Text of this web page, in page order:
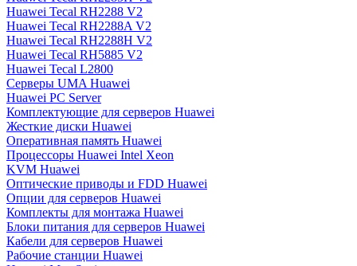
Huawei Tecal RH2288 V2
Huawei Tecal RH2288A V2
Huawei Tecal RH2288H V2
Huawei Tecal RH5885 V2
Huawei Tecal L2800
Серверы UMA Huawei
Huawei PC Server
Комплектующие для серверов Huawei
Жесткие диски Huawei
Оперативная память Huawei
Процессоры Huawei Intel Xeon
KVM Huawei
Оптические приводы и FDD Huawei
Опции для серверов Huawei
Комплекты для монтажа Huawei
Блоки питания для серверов Huawei
Кабели для серверов Huawei
Рабочие станции Huawei